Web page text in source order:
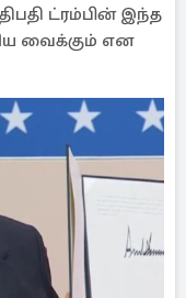
ட்ரம்பின் இந்த
வைக்கும் என